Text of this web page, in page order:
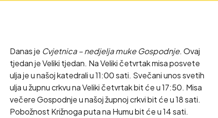
Danas je Cvjetnica – nedjelja muke Gospodnje. Ovaj
tjedan je Veliki tjedan. Na Veliki četvrtak misa posvete
ulja je u našoj katedrali u 11:00 sati. Svečani unos svetih
ulja u župnu crkvu na Veliki četvrtak bit će u 17:50. Misa
večere Gospodnje u našoj župnoj crkvi bit će u 18 sati.
Pobožnost Križnoga puta na Humu bit će u 14 sati.